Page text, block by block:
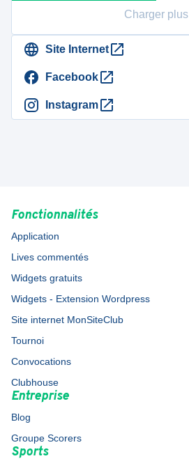
Charger plus
Site Internet
Facebook
Instagram
Fonctionnalités
Application
Lives commentés
Widgets gratuits
Widgets - Extension Wordpress
Site internet MonSiteClub
Tournoi
Convocations
Clubhouse
Entreprise
Blog
Groupe Scorers
Sports